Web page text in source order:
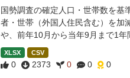
国勢調査の確定人口・世帯数を基
者・世帯（外国人住民含む）を加
や、前年10月から当年9月まで1年
XLSX CSV
0 2373 0 0 0